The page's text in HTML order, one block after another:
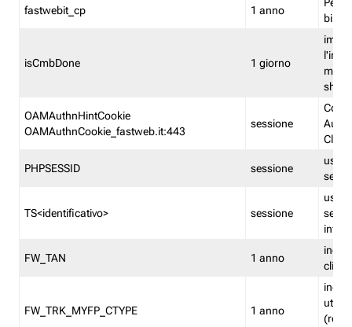
fastwebit_cp 1 anno
isCmbDone 1 giorno
shp
OAMAuthnHintCookie
OAMAuthnCookie_fastweb.it:443
sessione
PHPSESSID sessione
TS<identificativo> sessione
FW_TAN 1 anno
FW_TRK_MYFP_CTYPE 1 anno